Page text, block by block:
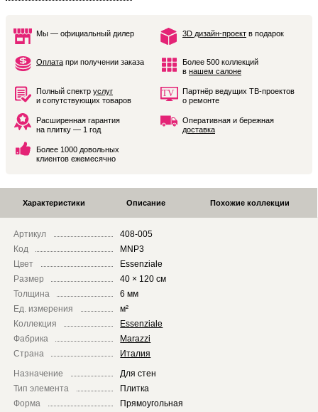
Мы — официальный дилер 3D дизайн-проект в подарок
Оплата при получении заказа
Более 500 коллекций
в нашем салоне
Полный спектр услуг
и сопутствующих товаров
Партнёр ведущих ТВ-проектов
о ремонте
Расширенная гарантия
на плитку — 1 год
Оперативная и бережная
доставка
Более 1000 довольных
клиентов ежемесячно
Характеристики Описание Похожие коллекции
Артикул
408-005
Код
MNP3
Цвет
Essenziale
Размер
40 × 120 см
Толщина
6 мм
Ед. измерения
м²
Коллекция
Essenziale
Фабрика
Marazzi
Страна
Италия
Назначение
Для стен
Тип элемента
Плитка
Форма
Прямоугольная